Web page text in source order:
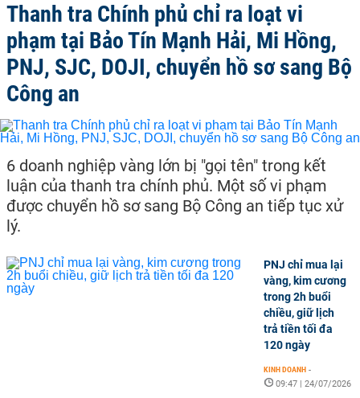
Thanh tra Chính phủ chỉ ra loạt vi
phạm tại Bảo Tín Mạnh Hải, Mi Hồng,
PNJ, SJC, DOJI, chuyển hồ sơ sang Bộ
Công an
6 doanh nghiệp vàng lớn bị "gọi tên" trong kết
luận của thanh tra chính phủ. Một số vi phạm
được chuyển hồ sơ sang Bộ Công an tiếp tục xử
lý.
PNJ chỉ mua lại
vàng, kim cương
trong 2h buổi
chiều, giữ lịch
trả tiền tối đa
120 ngày
KINH DOANH -
09:47 | 24/07/2026